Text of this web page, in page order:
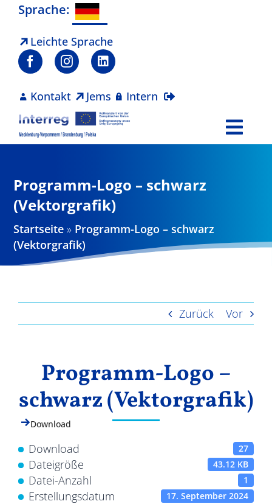
Zum
springen
Sprache:
Leichte Sprache
Kontakt Jems Intern
Projekte
Aktuelles
Programm-Logo – schwarz
(Vektorgrafik)
Startseite » Programm-Logo – schwarz
(Vektorgrafik)
Zurück Vor
Programm-Logo –
schwarz (Vektorgrafik)
Download
Download 27
Dateigröße 43.12 KB
Datei-Anzahl 1
Erstellungsdatum 17. September 2024